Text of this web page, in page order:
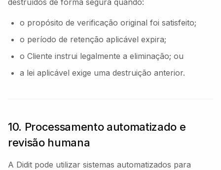
destruídos de forma segura quando:
o propósito de verificação original foi satisfeito;
o período de retenção aplicável expira;
o Cliente instrui legalmente a eliminação; ou
a lei aplicável exige uma destruição anterior.
10. Processamento automatizado e
revisão humana
A Didit pode utilizar sistemas automatizados para